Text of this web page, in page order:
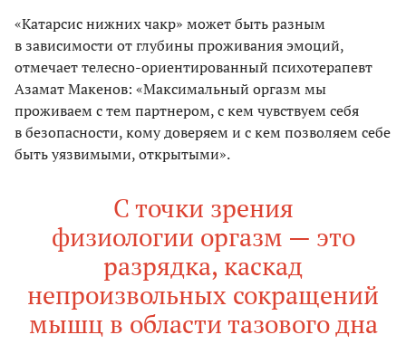
«Катарсис нижних чакр» может быть разным
в зависимости от глубины проживания эмоций,
отмечает телесно-ориентированный психотерапевт
Азамат Макенов: «Максимальный оргазм мы
проживаем с тем партнером, с кем чувствуем себя
в безопасности, кому доверяем и с кем позволяем себе
быть уязвимыми, открытыми».
С точки зрения
физиологии оргазм — это
разрядка, каскад
непроизвольных сокращений
мышц в области тазового дна